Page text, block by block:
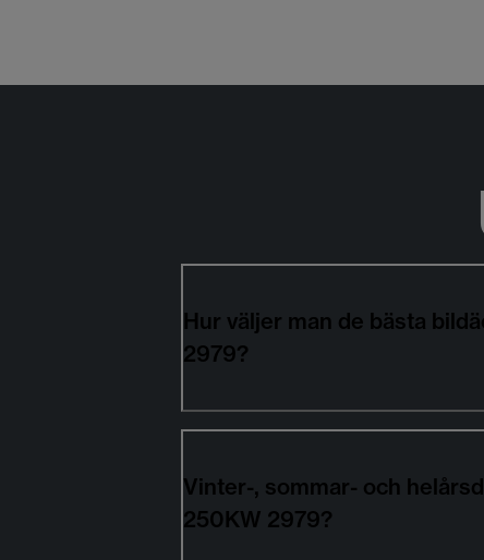
Hur väljer man de bästa
2979?
Vinter-, sommar- och
250KW 2979?